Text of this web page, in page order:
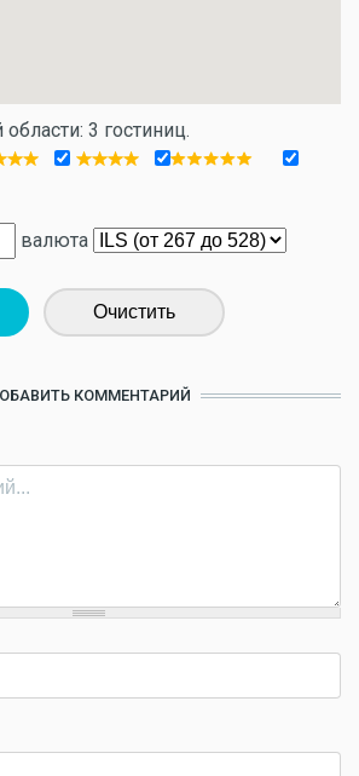
3 гостиниц.
валюта
Очистить
КОММЕНТАРИЙ